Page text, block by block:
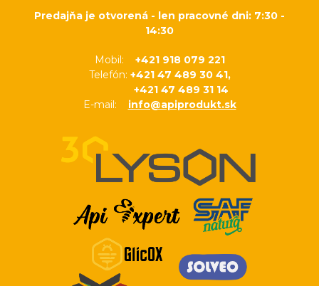
Predajňa je otvorená - len pracovné dni: 7:30 -
14:30
Mobil: +421 918 079 221
Telefón: +421 47 489 30 41,
+421 47 489 31 14
E-mail: info@apiprodukt.sk